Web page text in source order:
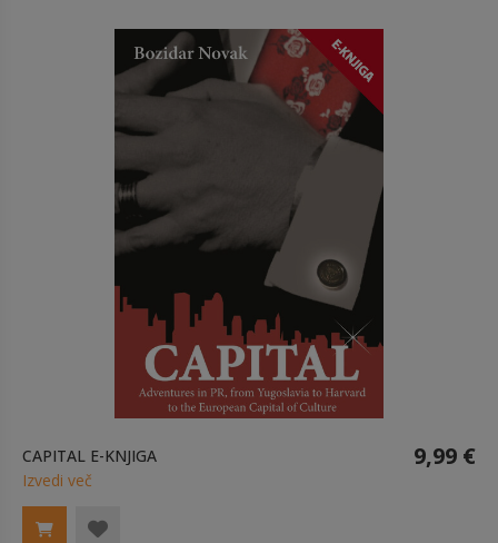
CAPITAL E-KNJIGA 9,99 €
Izvedi več